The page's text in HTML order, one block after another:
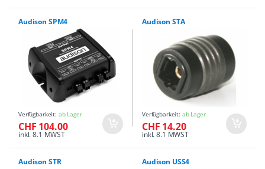
Audison SPM4
Verfügbarkeit: ab Lager
CHF 104.00
inkl. 8.1 MWST
Audison STA
Verfügbarkeit: ab Lager
CHF 14.20
inkl. 8.1 MWST
Audison STR Audison USS4